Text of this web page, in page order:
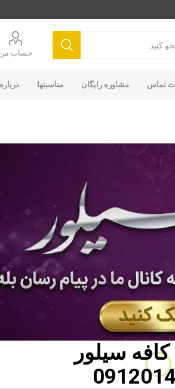
حساب من
تماس مشاوره رایگان مناسبتها
کافه سیلور